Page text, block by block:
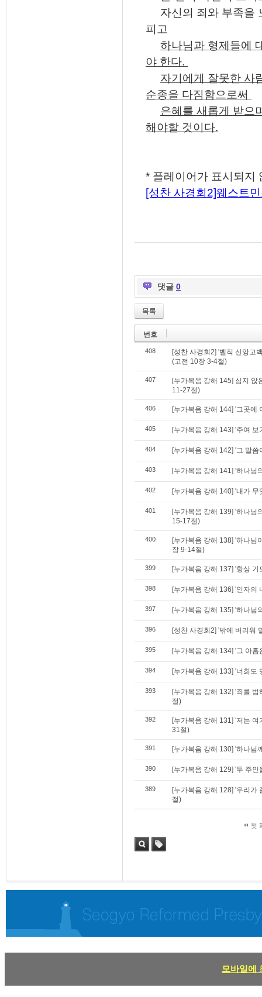
자신의 죄와 부족을
피고
하나님과 형제들에
야 한다.
자기에게 잘못한 사
순종을 다짐함으로써
은혜를 새롭게 받으
해야할 것이다.
* 플레이어가 표시되지
[성찬 사경회2]웨스트
댓글 0
목록
번호
408
[성찬 사경회2] '벨직 신앙고
(고전 10장 3-4절)
407
[누가복음 강해 145] 심지 않
11-27절)
406 [누가복음 강해 144] '그곳에
405 [누가복음 강해 143] '주여
404 [누가복음 강해 142] '그 말
403 [누가복음 강해 141] '하나님
402 [누가복음 강해 140] '내가
401
[누가복음 강해 139] '하나님
15-17절)
400
[누가복음 강해 138] '하나님
장 9-14절)
399 [누가복음 강해 137] '항상
398 [누가복음 강해 136] '인자의
397 [누가복음 강해 135] '하나님
396 [성찬 사경회2] '밖에 버리워
395 [누가복음 강해 134] '그 아
394 [누가복음 강해 133] '너희도
393
[누가복음 강해 132] '죄를
절)
392
[누가복음 강해 131] '저는
31절)
391 [누가복음 강해 130] '하나님
390 [누가복음 강해 129] '두 주
389
[누가복음 강해 128] '우리가
절)
첫
모바일에